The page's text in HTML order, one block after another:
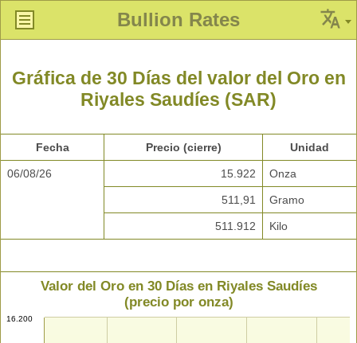
Bullion Rates
Gráfica de 30 Días del valor del Oro en
Riyales Saudíes (SAR)
Fecha Precio (cierre) Unidad
06/08/26 15.922 Onza
511,91 Gramo
511.912 Kilo
Valor del Oro en 30 Días en Riyales Saudíes
(precio por onza)
16.200